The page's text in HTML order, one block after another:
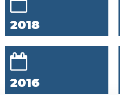
2018
2016